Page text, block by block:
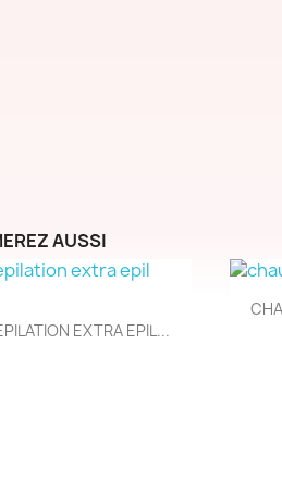
AUSSI
Aperçu rapide
EXTRA EPIL...